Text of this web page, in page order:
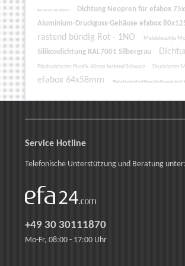
Buchse 6P 13A 200VAC Dichtung Neopren für efabox
Aluminium-Druckguss-Gehäuse efabox
rastend bündig Rot - 1NO Meldeleuchte
Silikondichtung RAL7001 Silbergrau
Pilzdrucktaster Plastik 60mm tastend Schwarz Drucktaster
efabox 64x58mm Pilzdrucktaster Metall 40mm überlistungssicher
Service Hotline
Telefonische Unterstützung und Beratung unter:
+49 30 30111870
Mo-Fr, 08:00 - 17:00 Uhr